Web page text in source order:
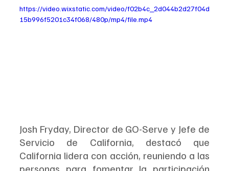
https://video.wixstatic.com/video/f02b4c_2d044b2d27f04d
15b996f5201c34f068/480p/mp4/file.mp4
Josh Fryday, Director de GO-Serve y Jefe de
Servicio de California, destacó que
California lidera con acción, reuniendo a las
personas para fomentar la participación